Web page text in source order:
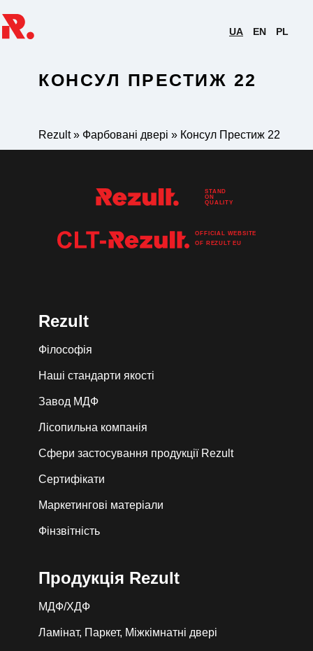
UA EN PL
КОНСУЛ ПРЕСТИЖ 22
Rezult» Фарбовані двері » Консул Престиж 22
STAND
ON
QUALITY
OFFICIAL WEBSITE
OF REZULT EU
Rezult
Філософія
Наші стандарти якості
Завод МДФ
Лiсопильна компанія
Сфери застосування продукції Rezult
Сертифікати
Маркетингові матеріали
Фінзвітність
Продукція Rezult
МДФ/ХДФ
Ламінат, Паркет, Міжкімнатні двері